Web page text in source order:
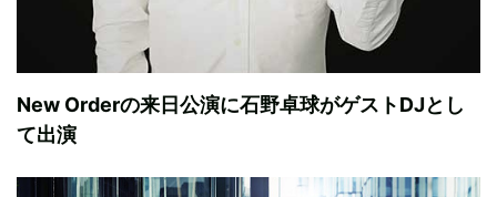
New Orderの来日公演に石野卓球がゲストDJとし
て出演